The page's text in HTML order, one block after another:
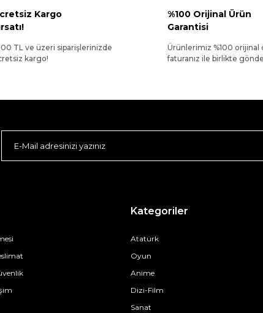
Kargo
TL ve üzeri siparişlerinizde
kargo!
%100 Orijinal Ürün
Garantisi
Ürünlerimiz %100 orijinal
faturanız ile birlikte
Kategoriler
Atatürk
Oyun
Anime
Dizi-Film
Sanat